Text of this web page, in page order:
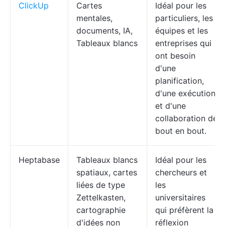
ClickUp
Cartes
mentales,
documents, IA,
Tableaux blancs
Idéal pour les
particuliers, les
équipes et les
entreprises qui
ont besoin
d'une
planification,
d'une exécution
et d'une
collaboration de
bout en bout.
Heptabase
Tableaux blancs
spatiaux, cartes
liées de type
Zettelkasten,
cartographie
d'idées non
Idéal pour les
chercheurs et
les
universitaires
qui préfèrent la
réflexion